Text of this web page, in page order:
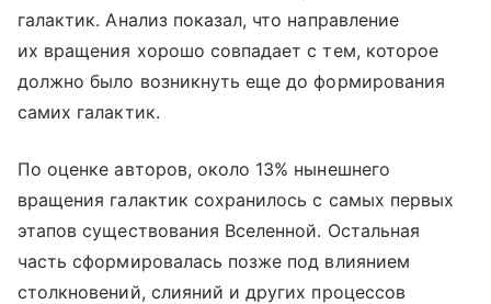
галактик. Анализ показал, что направление
их вращения хорошо совпадает с тем, которое
должно было возникнуть еще до формирования
самих галактик.
По оценке авторов, около 13% нынешнего
вращения галактик сохранилось с самых первых
этапов существования Вселенной. Остальная
часть сформировалась позже под влиянием
столкновений, слияний и других процессов